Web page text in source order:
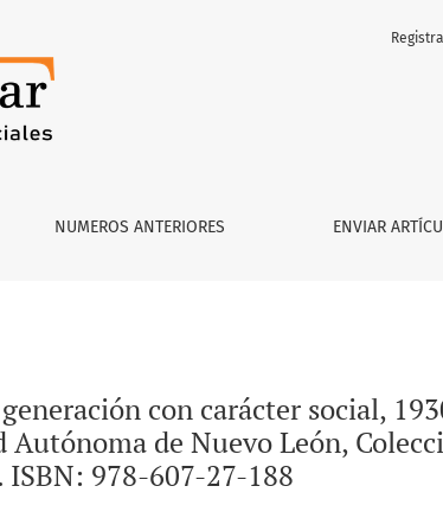
1971. Monterrey: Centro de Estudios
NUMEROS ANTERIORES ENVIAR
con carácter social,
de Nuevo León,
ISBN: 978-607-27-188